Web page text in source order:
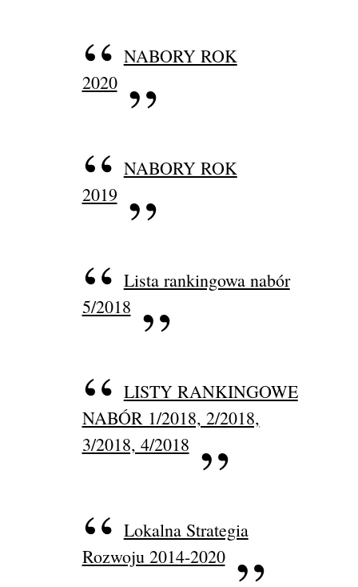
NABORY ROK
2020
NABORY ROK
2019
Lista rankingowa nabór
5/2018
LISTY RANKINGOWE
NABÓR 1/2018, 2/2018,
3/2018, 4/2018
Lokalna Strategia
Rozwoju 2014-2020